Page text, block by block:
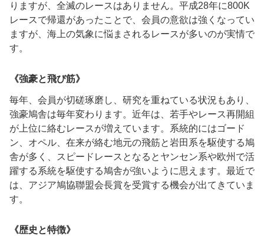
りますが、全滅のレースはありません。平成28年に800K
レースで帰還があったことで、会員の意欲は強くなってい
ますが、海上の気象に悩まされるレースが多いのが実情で
す。
《強豪と飛び筋》
毎年、会員が切磋琢磨し、研究を重ねている状況もあり、
強豪鳩舎は毎年変わります。近年は、若手やレース再開組
が上位に絡むレースが増えています。系統的にはゴード
ン、オペル、在来が絡む地元の飛筋と岩田系を駆使する鳩
舎が多く、スピードレースとなるとヤンセン系や欧州で活
躍する系統を駆使する鳩舎が強いように思えます。最近で
は、アジア鳩協聯盟会長賞を受賞する機会が出てきていま
す。
《歴史と特徴》